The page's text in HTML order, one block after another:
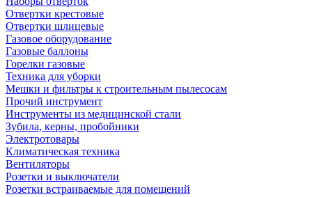
Отвертки крестовые
Отвертки шлицевые
Газовое оборудование
Газовые баллоны
Горелки газовые
Техника для уборки
Мешки и фильтры к строительным пылесосам
Прочий инструмент
Инструменты из медицинской стали
Зубила, керны, пробойники
Электротовары
Климатическая техника
Вентиляторы
Розетки и выключатели
Розетки встраиваемые для помещений